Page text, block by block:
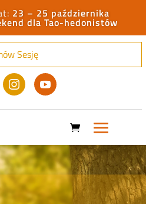
23 – 25 października
dla Tao-hedonistów
Sesję
 